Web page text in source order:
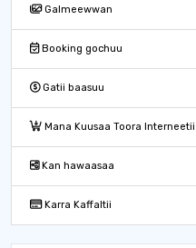
Galmeewwan
Booking gochuu
Gatii baasuu
Mana Kuusaa Toora Interneetii
Kan hawaasaa
Karra Kaffaltii